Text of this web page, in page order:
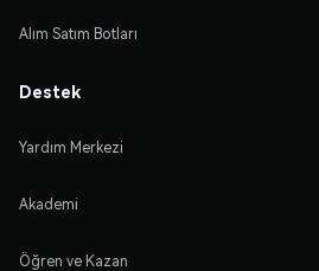
Alım Satım Botları
Destek
Yardım Merkezi
Akademi
Öğren ve Kazan